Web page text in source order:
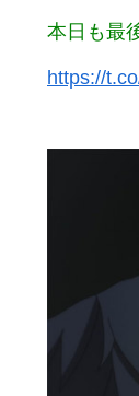
本日も最
https://